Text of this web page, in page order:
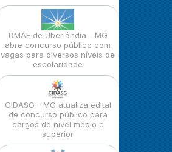
DMAE de Uberlândia - MG
abre concurso público com
vagas para diversos níveis de
escolaridade
CIDASG - MG atualiza edital
de concurso público para
cargos de nível médio e
superior